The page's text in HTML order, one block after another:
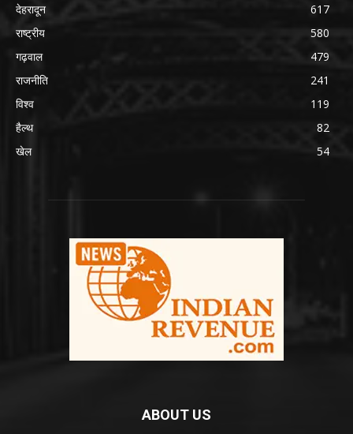
देहरादून
617
राष्ट्रीय
580
गढ़वाल
479
राजनीति
241
विश्व
119
हैल्थ
82
खेल
54
ABOUT US